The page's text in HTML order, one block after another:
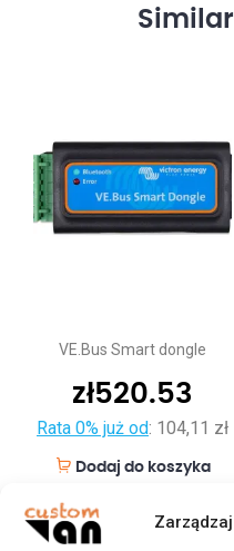
Similar
VE.Bus Smart dongle
zł520.53
Rata 0% już od: 104,11 zł
Dodaj do koszyka